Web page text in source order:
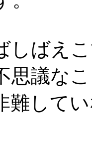
ばえ
思議な
難して